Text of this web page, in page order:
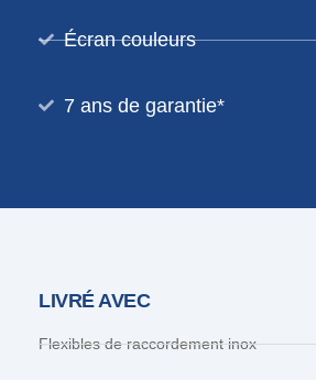
Écran couleurs
7 ans de garantie*
LIVRÉ AVEC
Flexibles de raccordement inox